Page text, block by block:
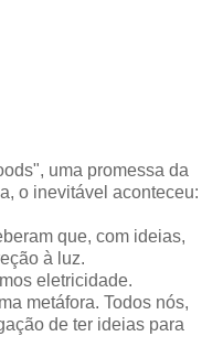
uma promessa da
o inevitável aconteceu:
que, com ideias,
à luz.
eletricidade.
metáfora. Todos nós,
de ter ideias para